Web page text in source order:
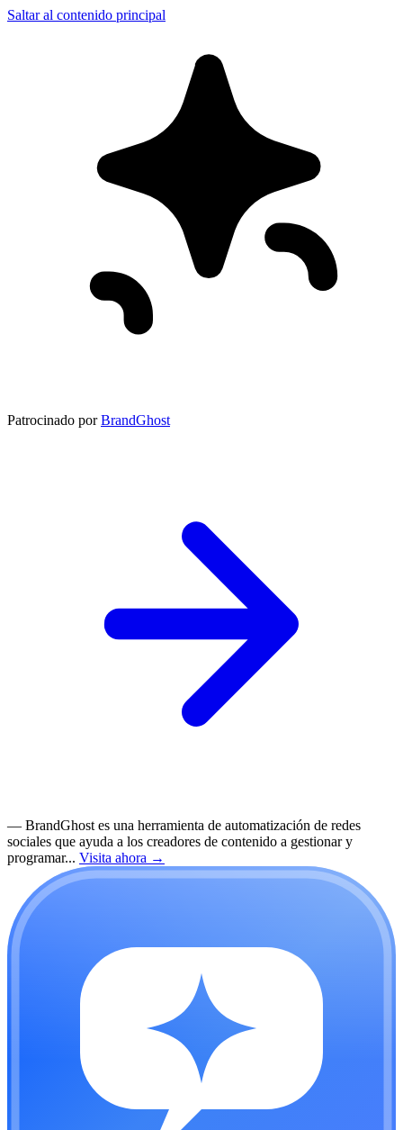
Saltar al contenido principal
Patrocinado por BrandGhost
— BrandGhost es una herramienta de automatización de redes
sociales que ayuda a los creadores de contenido a gestionar y
programar... Visita ahora →